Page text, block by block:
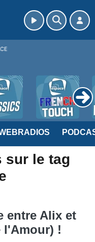
sur le tag
entre Alix et
l'Amour) !